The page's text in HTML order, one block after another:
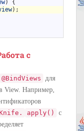
)
{
) ;
с
@BindViews
для
View. Например,
apply()
с